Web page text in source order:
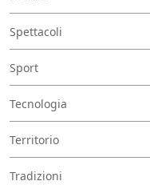
Spettacoli
Sport
Tecnologia
Territorio
Tradizioni